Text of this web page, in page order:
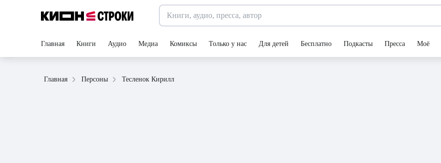
Главная Книги Аудио Медиа Комиксы Только у нас Для детей Бесплатно Подкасты Пресса Моё
Главная Персоны Тесленок Кирилл